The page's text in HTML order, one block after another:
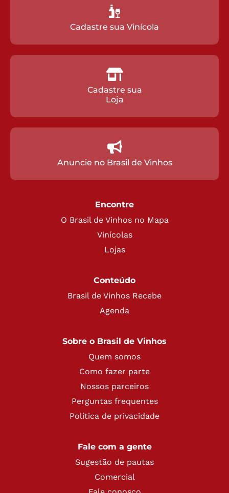
Cadastre sua Vinícola
Cadastre sua
Loja
Anuncie no Brasil de Vinhos
Encontre
O Brasil de Vinhos no Mapa
Vinícolas
Lojas
Conteúdo
Brasil de Vinhos Recebe
Agenda
Sobre o Brasil de Vinhos
Quem somos
Como fazer parte
Nossos parceiros
Perguntas frequentes
Política de privacidade
Fale com a gente
Sugestão de pautas
Comercial